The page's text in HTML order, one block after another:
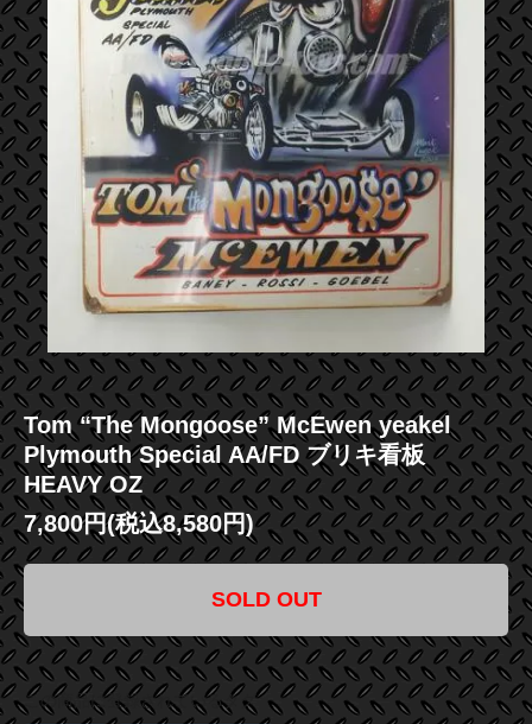
Tom “The Mongoose” McEwen yeakel
Plymouth Special AA/FD ブリキ看板
HEAVY OZ
7,800円(税込8,580円)
SOLD OUT
この商品に登録されているタグ